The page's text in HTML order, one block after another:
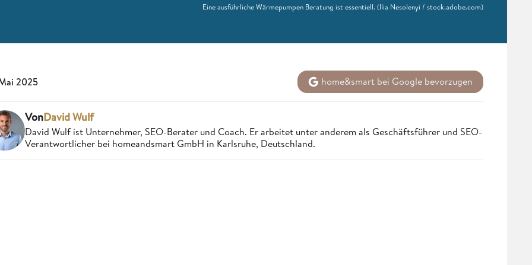
Eine ausführliche Wärmepumpen Beratung ist essentiell.(Ilia Nesolenyi / stock.adobe.com)
2025 home&smart bei Google bevorzugen
VonDavid Wulf
David Wulf ist Unternehmer, SEO-Berater und Coach. Er arbeitet unter anderem als Geschäftsführer und SEO-
Verantwortlicher bei homeandsmart GmbH in Karlsruhe, Deutschland.